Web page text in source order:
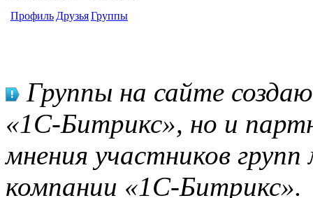
Профиль ДрузьяГруппы
Группы на сайте
«1С-Битрикс», но и
мнения участников
компании «1С-Битрикс».